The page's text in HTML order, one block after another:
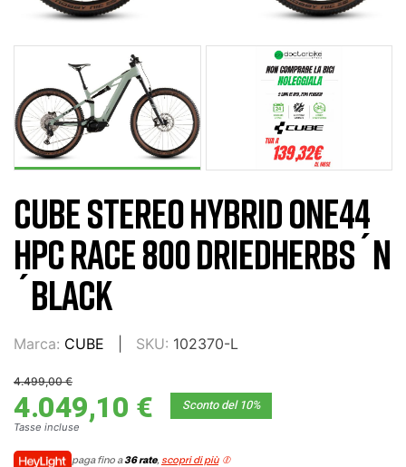
CUBE STEREO HYBRID ONE44
HPC RACE 800 DRIEDHERBS´N
´BLACK
Marca: CUBE SKU: 102370-L
4.499,00 €
4.049,10 € Sconto del 10%
Tasse incluse
paga fino a36 rate, scopri di più